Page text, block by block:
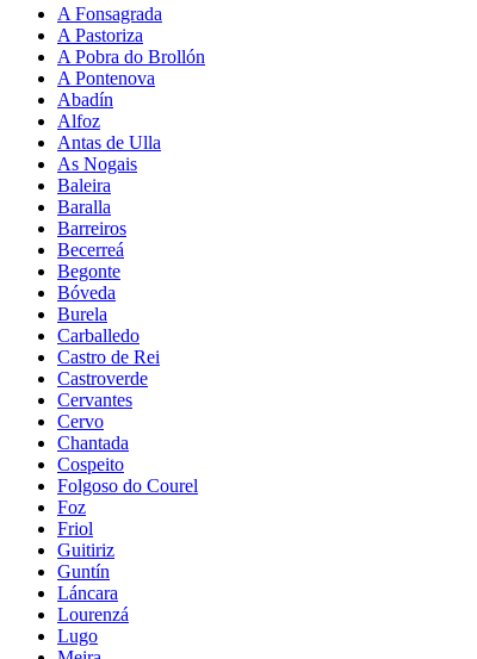
A Fonsagrada
A Pastoriza
A Pobra do Brollón
A Pontenova
Abadín
Alfoz
Antas de Ulla
As Nogais
Baleira
Baralla
Barreiros
Becerreá
Begonte
Bóveda
Burela
Carballedo
Castro de Rei
Castroverde
Cervantes
Cervo
Chantada
Cospeito
Folgoso do Courel
Foz
Friol
Guitiriz
Guntín
Láncara
Lourenzá
Lugo